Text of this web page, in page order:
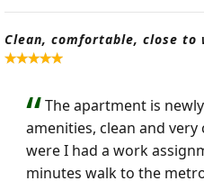
Clean, comfortable, close to
The apartment is
amenities, clean and
were I had a work
minutes walk to the